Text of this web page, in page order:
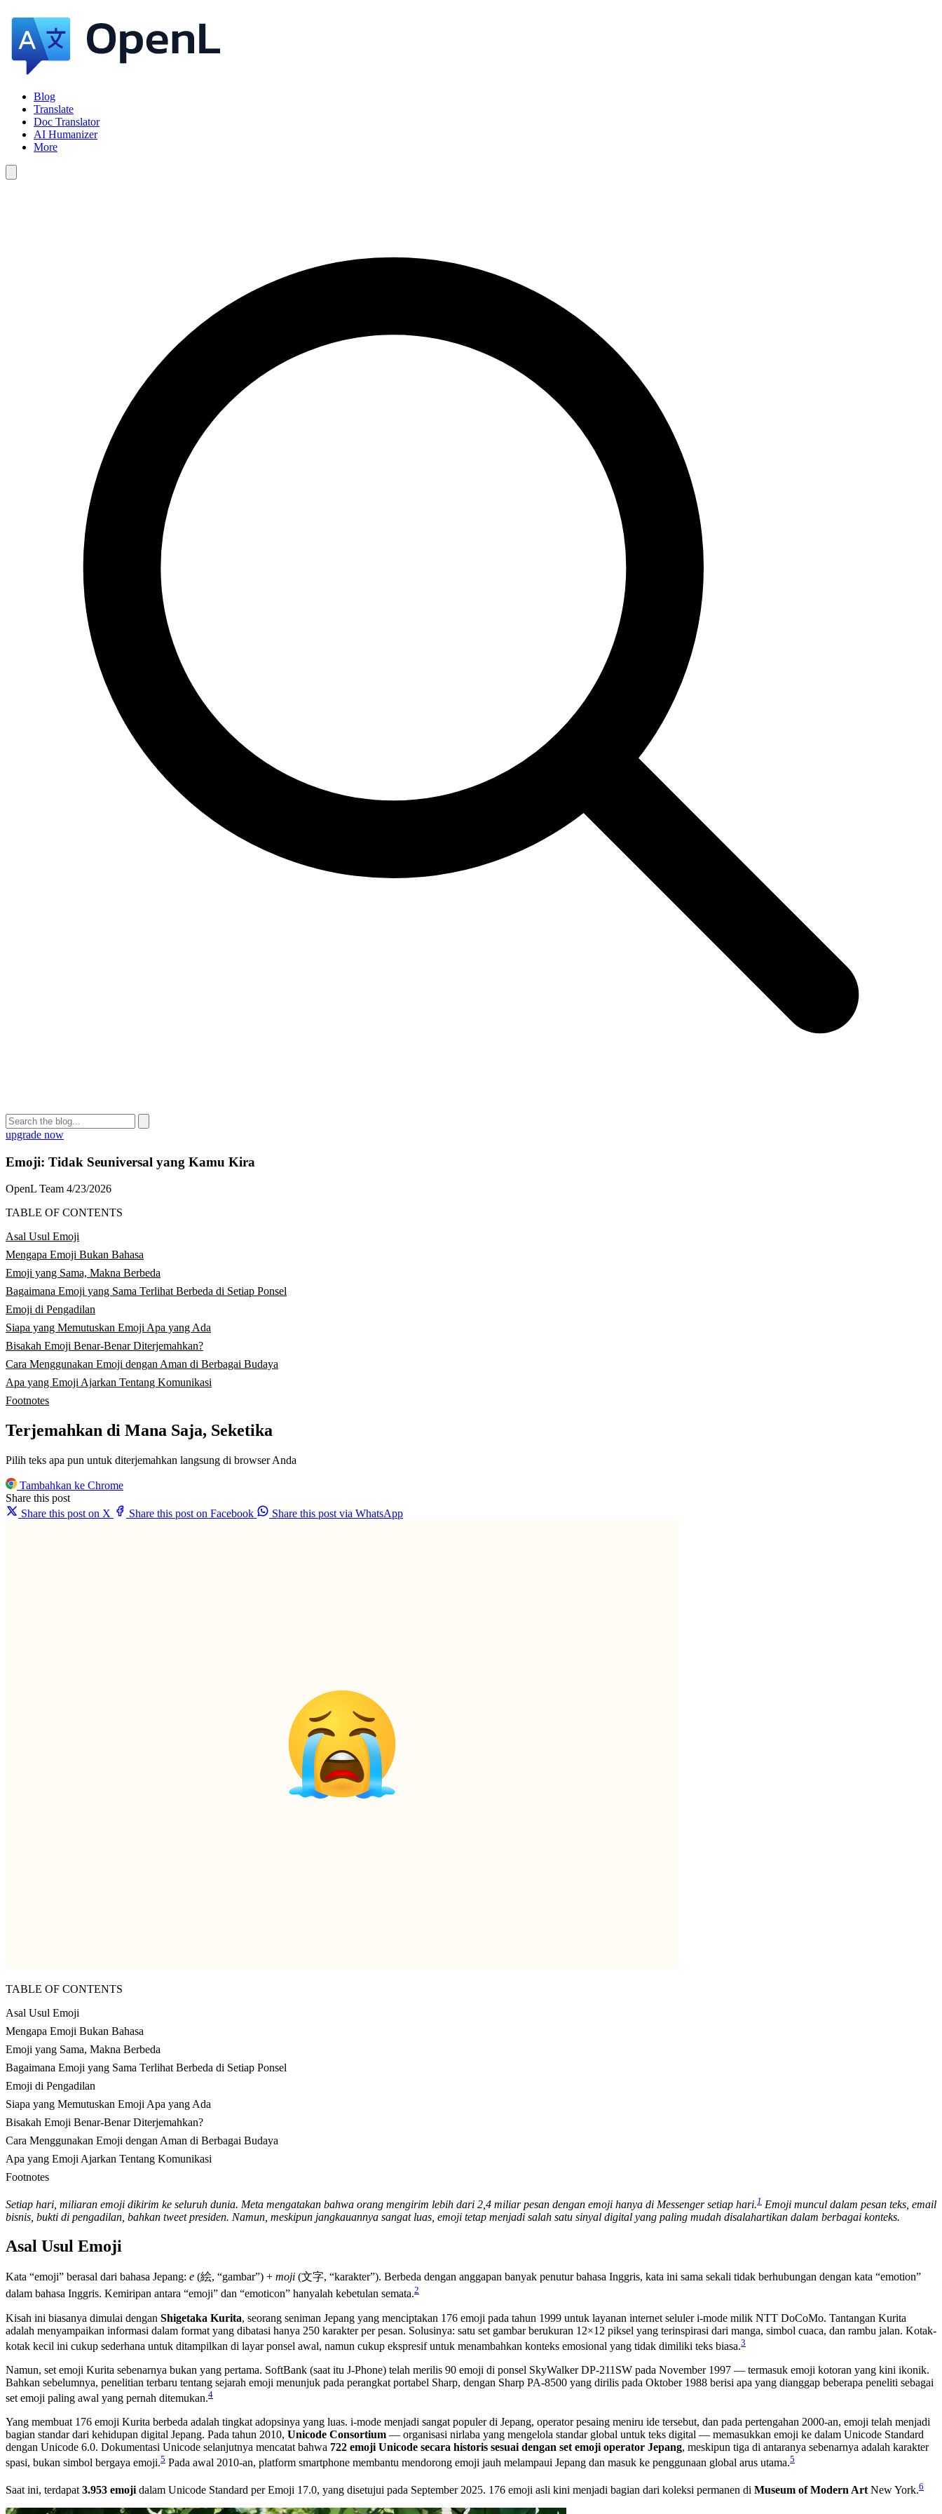
Blog
Translate
Doc Translator
AI Humanizer
More
upgrade now
Emoji: Tidak Seuniversal yang Kamu Kira
OpenL Team 4/23/2026
TABLE OF CONTENTS
Asal Usul Emoji
Mengapa Emoji Bukan Bahasa
Emoji yang Sama, Makna Berbeda
Bagaimana Emoji yang Sama Terlihat Berbeda di Setiap Ponsel
Emoji di Pengadilan
Siapa yang Memutuskan Emoji Apa yang Ada
Bisakah Emoji Benar-Benar Diterjemahkan?
Cara Menggunakan Emoji dengan Aman di Berbagai Budaya
Apa yang Emoji Ajarkan Tentang Komunikasi
Footnotes
Terjemahkan di Mana Saja, Seketika
Pilih teks apa pun untuk diterjemahkan langsung di browser Anda
Tambahkan ke Chrome
Share this post
Share this post on X
Share this post on Facebook Share this post via WhatsApp
TABLE OF CONTENTS
Asal Usul Emoji
Mengapa Emoji Bukan Bahasa
Emoji yang Sama, Makna Berbeda
Bagaimana Emoji yang Sama Terlihat Berbeda di Setiap Ponsel
Emoji di Pengadilan
Siapa yang Memutuskan Emoji Apa yang Ada
Bisakah Emoji Benar-Benar Diterjemahkan?
Cara Menggunakan Emoji dengan Aman di Berbagai Budaya
Apa yang Emoji Ajarkan Tentang Komunikasi
Footnotes
Setiap hari, miliaran emoji dikirim ke seluruh dunia. Meta mengatakan bahwa orang mengirim lebih dari 2,4 miliar pesan dengan emoji hanya di Messenger setiap hari.1 Emoji muncul dalam pesan teks, email
bisnis, bukti di pengadilan, bahkan tweet presiden. Namun, meskipun jangkauannya sangat luas, emoji tetap menjadi salah satu sinyal digital yang paling mudah disalahartikan dalam berbagai konteks.
Asal Usul Emoji
Kata “emoji” berasal dari bahasa Jepang: e (絵, “gambar”) + moji (文字, “karakter”). Berbeda dengan anggapan banyak penutur bahasa Inggris, kata ini sama sekali tidak berhubungan dengan kata “emotion”
dalam bahasa Inggris. Kemiripan antara “emoji” dan “emoticon” hanyalah kebetulan semata.2
Kisah ini biasanya dimulai dengan Shigetaka Kurita, seorang seniman Jepang yang menciptakan 176 emoji pada tahun 1999 untuk layanan internet seluler i-mode milik NTT DoCoMo. Tantangan Kurita
adalah menyampaikan informasi dalam format yang dibatasi hanya 250 karakter per pesan. Solusinya: satu set gambar berukuran 12×12 piksel yang terinspirasi dari manga, simbol cuaca, dan rambu jalan. Kotak-
kotak kecil ini cukup sederhana untuk ditampilkan di layar ponsel awal, namun cukup ekspresif untuk menambahkan konteks emosional yang tidak dimiliki teks biasa.3
Namun, set emoji Kurita sebenarnya bukan yang pertama. SoftBank (saat itu J-Phone) telah merilis 90 emoji di ponsel SkyWalker DP-211SW pada November 1997 — termasuk emoji kotoran yang kini ikonik.
Bahkan sebelumnya, penelitian terbaru tentang sejarah emoji menunjuk pada perangkat portabel Sharp, dengan Sharp PA-8500 yang dirilis pada Oktober 1988 berisi apa yang dianggap beberapa peneliti sebagai
set emoji paling awal yang pernah ditemukan.4
Yang membuat 176 emoji Kurita berbeda adalah tingkat adopsinya yang luas. i-mode menjadi sangat populer di Jepang, operator pesaing meniru ide tersebut, dan pada pertengahan 2000-an, emoji telah menjadi
bagian standar dari kehidupan digital Jepang. Pada tahun 2010, Unicode Consortium — organisasi nirlaba yang mengelola standar global untuk teks digital — memasukkan emoji ke dalam Unicode Standard
dengan Unicode 6.0. Dokumentasi Unicode selanjutnya mencatat bahwa 722 emoji Unicode secara historis sesuai dengan set emoji operator Jepang, meskipun tiga di antaranya sebenarnya adalah karakter
spasi, bukan simbol bergaya emoji.5 Pada awal 2010-an, platform smartphone membantu mendorong emoji jauh melampaui Jepang dan masuk ke penggunaan global arus utama.5
Saat ini, terdapat 3.953 emoji dalam Unicode Standard per Emoji 17.0, yang disetujui pada September 2025. 176 emoji asli kini menjadi bagian dari koleksi permanen di Museum of Modern Art New York.6